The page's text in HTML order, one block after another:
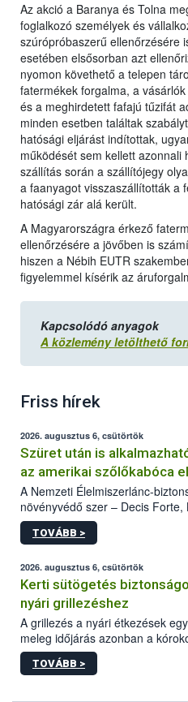
Az akció a Baranya és Tolna
foglalkozó személyek és
szúrópróbaszerű ellenőrzésére
esetében elsősorban azt
nyomon követhető a telepen
fatermékek forgalma, a
és a meghirdetett fafajú tűzifát
minden esetben találtak
hatósági eljárást indítottak,
működését sem kellett azonnali
szállítás során a szállítójegy
a faanyagot visszaszállították a
hatósági zár alá került.
A Magyarországra érkező
ellenőrzésére a jövőben is
hiszen a Nébih EUTR
figyelemmel kísérik az
Kapcsolódó anyagok
A közlemény letölthető
Friss hírek
2026. augusztus 6, csütörtök
Szüret után is
az amerikai szőlőkabóca
A Nemzeti Élelmiszerlánc-
növényvédő szer – Decis
engedélyokiratát módosította,
egészen a vesszőérettség
érésű szőlőkben is legyen
védekezésre. Az Oroganic
felhasználók számára is
engedélyezett.
TOVÁBB >
2026. augusztus 6, csütörtök
Kerti sütögetés
nyári grillezéshez
A grillezés a nyári étkezések
meleg időjárás azonban a
gyorsabb szaporodásának is
ezért nem csupán a megfelelő
TOVÁBB >